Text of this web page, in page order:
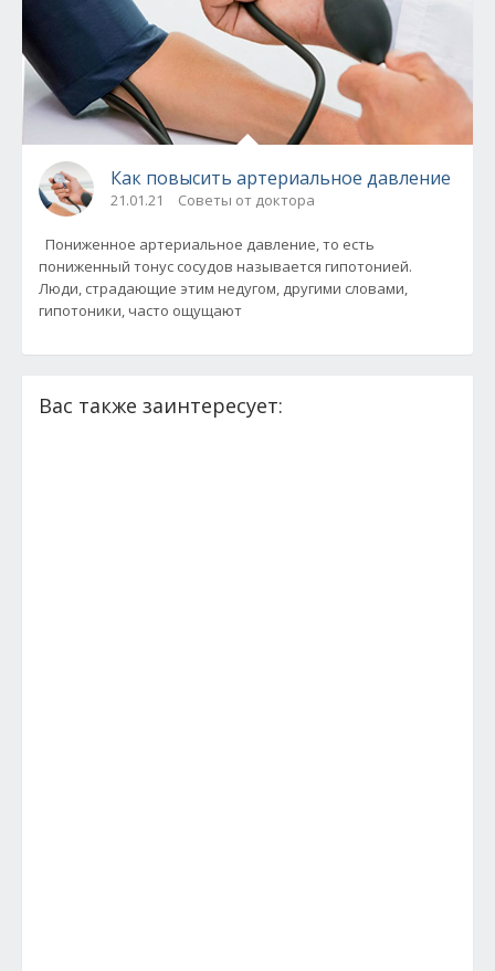
Как повысить артериальное давление
21.01.21 Советы от доктора
Пониженное артериальное давление, то есть
пониженный тонус сосудов называется гипотонией.
Люди, страдающие этим недугом, другими словами,
гипотоники, часто ощущают
Вас также заинтересует: